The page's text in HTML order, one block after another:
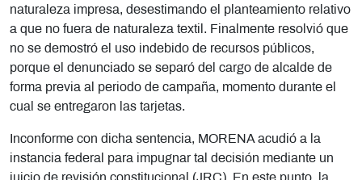
naturaleza impresa, desestimando el planteamiento relativo
a que no fuera de naturaleza textil. Finalmente resolvió que
no se demostró el uso indebido de recursos públicos,
porque el denunciado se separó del cargo de alcalde de
forma previa al periodo de campaña, momento durante el
cual se entregaron las tarjetas.
Inconforme con dicha sentencia, MORENA acudió a la
instancia federal para impugnar tal decisión mediante un